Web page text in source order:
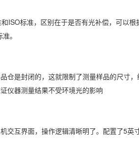
ISO标准，区别在于是否有光补偿，可以
。
仓是封闭的，这就限制了测量样品的尺寸
仪器测量结果不受环境光的影响
交互界面，操作逻辑清晰明了。配置了5英